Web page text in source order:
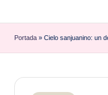
Portada » Cielo sanjuanino: un